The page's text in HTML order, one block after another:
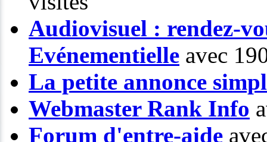
Audiovisuel : rendez-
Evénementielle avec
La petite annonce
Webmaster Rank Info
Forum d'entre-aide